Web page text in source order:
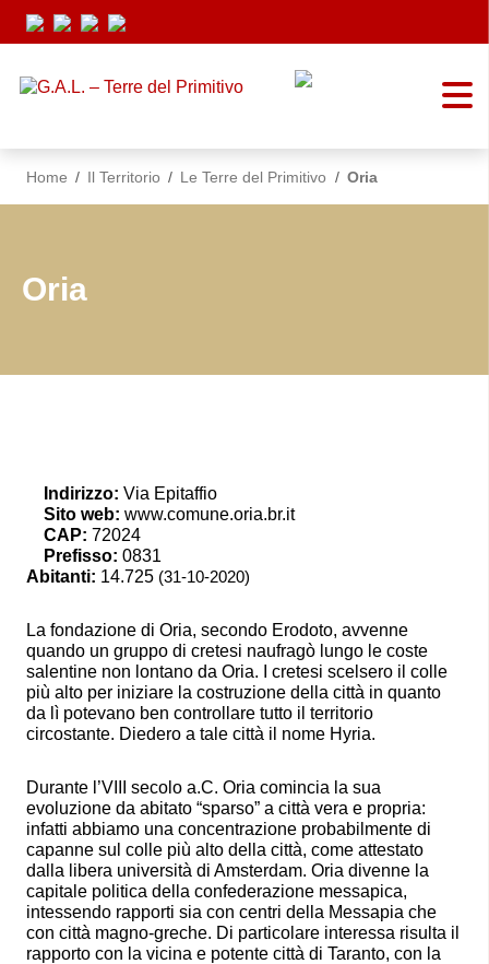
Vai ai contenuti
Vai al menu di navigazione
Home / Il Territorio / Le Terre del Primitivo / Oria
Oria
Indirizzo: Via Epitaffio
Sito web: www.comune.oria.br.it
CAP: 72024
Prefisso: 0831
Abitanti: 14.725 (31-10-2020)
La fondazione di Oria, secondo Erodoto, avvenne
quando un gruppo di cretesi naufragò lungo le coste
salentine non lontano da Oria. I cretesi scelsero il colle
più alto per iniziare la costruzione della città in quanto
da lì potevano ben controllare tutto il territorio
circostante. Diedero a tale città il nome Hyria.
Durante l’VIII secolo a.C. Oria comincia la sua
evoluzione da abitato “sparso” a città vera e propria:
infatti abbiamo una concentrazione probabilmente di
capanne sul colle più alto della città, come attestato
dalla libera università di Amsterdam. Oria divenne la
capitale politica della confederazione messapica,
intessendo rapporti sia con centri della Messapia che
con città magno-greche. Di particolare interessa risulta il
rapporto con la vicina e potente città di Taranto, con la